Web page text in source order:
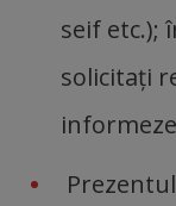
seif etc.);
solicitați